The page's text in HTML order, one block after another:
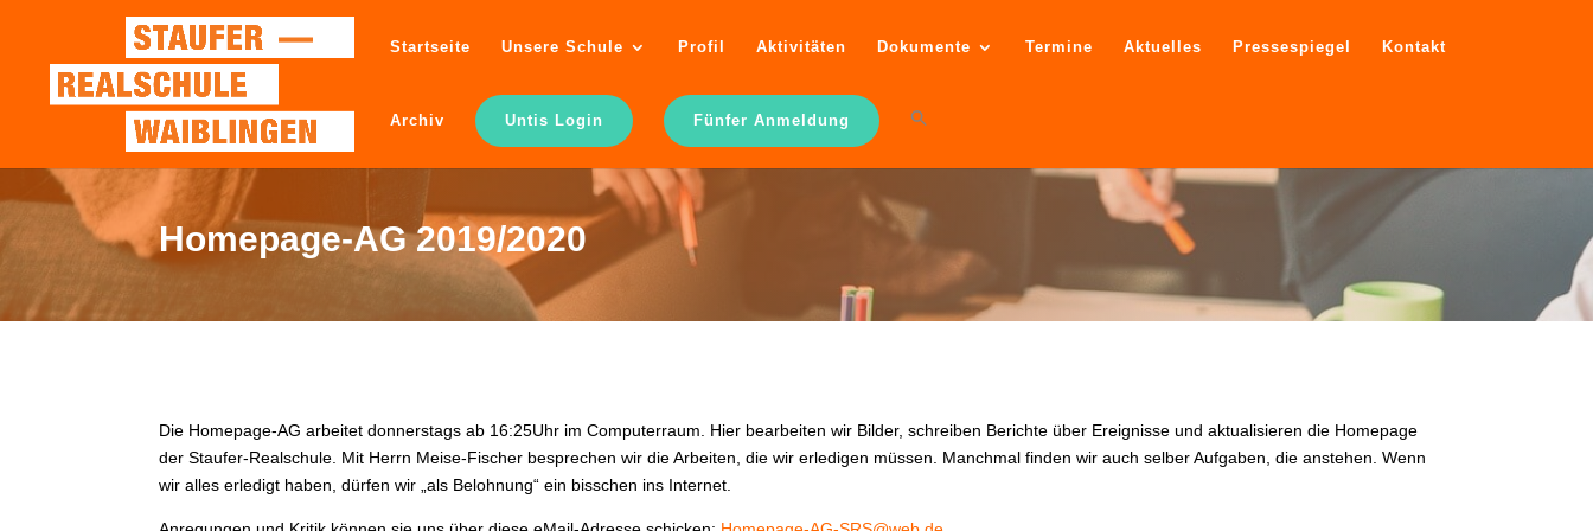
Startseite Unsere Schule Profil Aktivitäten Dokumente Termine Aktuelles Pressespiegel Kontakt
Archiv Untis Login Fünfer Anmeldung
Homepage-AG 2019/2020
Die Homepage-AG arbeitet donnerstags ab 16:25Uhr im Computerraum. Hier bearbeiten wir Bilder, schreiben Berichte über Ereignisse und aktualisieren die Homepage
der Staufer-Realschule. Mit Herrn Meise-Fischer besprechen wir die Arbeiten, die wir erledigen müssen. Manchmal finden wir auch selber Aufgaben, die anstehen. Wenn
wir alles erledigt haben, dürfen wir „als Belohnung“ ein bisschen ins Internet.